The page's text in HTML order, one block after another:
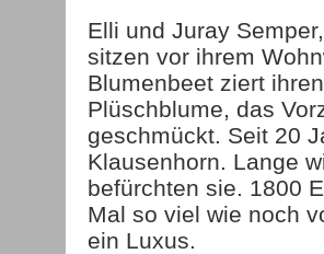
Elli und Juray
sitzen vor ihrem
Blumenbeet ziert
Plüschblume, das
geschmückt. Seit 20
Klausenhorn. Lange
befürchten sie. 1800
Mal so viel wie noch
ein Luxus.